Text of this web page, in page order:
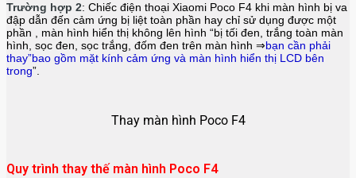
Trường hợp 2: Chiếc điện thoại Xiaomi Poco F4 khi màn hình bị va
đập dẫn đến cảm ứng bị liệt toàn phần hay chỉ sử dụng được một
phần , màn hình hiển thị không lên hình “bị tối đen, trắng toàn màn
hình, sọc đen, sọc trắng, đốm đen trên màn hình ⇒bạn cần phải
thay”bao gồm mặt kính cảm ứng và màn hình hiển thị LCD bên
trong”.
Thay màn hình Poco F4
Quy trình thay thế màn hình Poco F4